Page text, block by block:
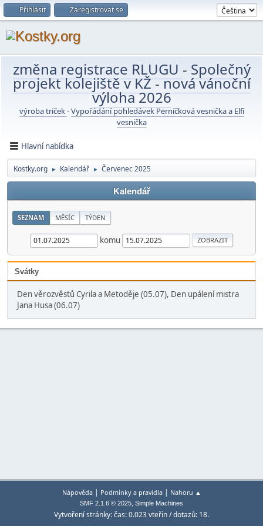
Přihlásit Zaregistrovat se
změna registrace RLUGU - Společný
projekt kolejiště v KŽ-nová vánoční
výloha 2026
výroba triček-Vypořádání pohledávek Perníčková vesnička a Elfí
vesnička
Hlavní nabídka
Kostky.org ► Kalendář ► Červenec 2025
Kalendář
SEZNAM MĚSÍC TÝDEN
komu
Svátky
Den věrozvěstů Cyrila a Metoděje (05.07), Den upálení mistra
Jana Husa (06.07)
Nápověda| Podmínky a pravidla| Nahoru ▲
SMF 2.1.6 © 2025, Simple Machines
Vytvoření stránky: čas: 0.023 vteřin / dotazů: 18.